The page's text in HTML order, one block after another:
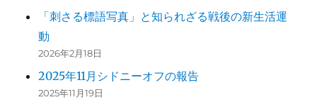
「刺さる標語写真」と知られざる戦後の新生活運
動
2026年2月18日
2025年11月シドニーオフの報告
2025年11月19日